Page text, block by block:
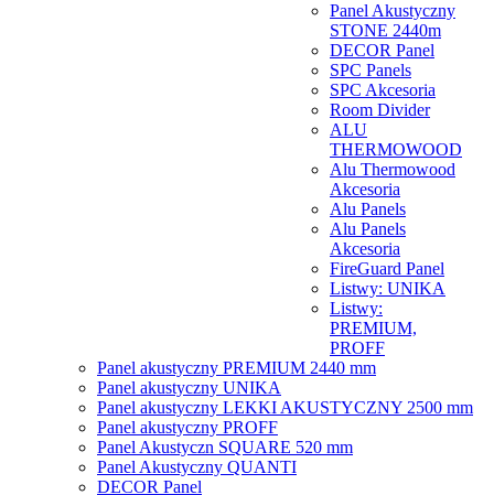
Panel Akustyczny
STONE 2440m
DECOR Panel
SPC Panels
SPC Akcesoria
Room Divider
ALU
THERMOWOOD
Alu Thermowood
Akcesoria
Alu Panels
Alu Panels
Akcesoria
FireGuard Panel
Listwy: UNIKA
Listwy:
PREMIUM,
PROFF
Panel akustyczny PREMIUM 2440 mm
Panel akustyczny UNIKA
Panel akustyczny LEKKI AKUSTYCZNY 2500 mm
Panel akustyczny PROFF
Panel Akustyczn SQUARE 520 mm
Panel Akustyczny QUANTI
DECOR Panel